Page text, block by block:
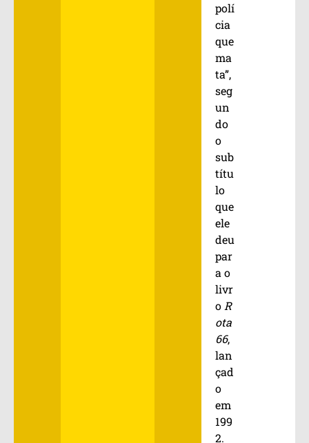
polí
cia
que
ma
ta”,
seg
un
do
o
sub
títu
lo
que
ele
deu
par
a o
livr
oR
ota
66,
lan
çad
o
em
199
2.